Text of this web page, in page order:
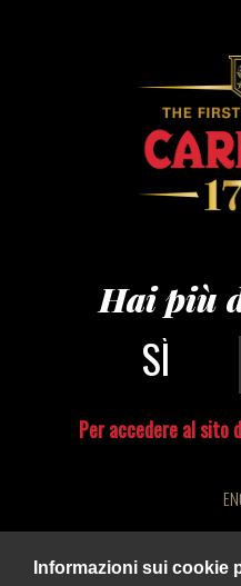
Hai più
Per accedere al sito
BEVI
Informazioni sui cookie